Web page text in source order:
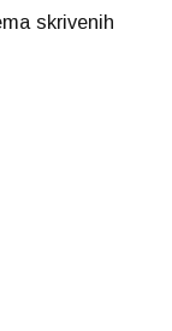
skrivenih